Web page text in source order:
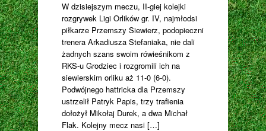
W dzisiejszym meczu, II-giej kolejki
rozgrywek Ligi Orlików gr. IV, najmłodsi
piłkarze Przemszy Siewierz, podopieczni
trenera Arkadiusza Stefaniaka, nie dali
żadnych szans swoim rówieśnikom z
RKS-u Grodziec i rozgromili ich na
siewierskim orliku aż 11-0 (6-0).
Podwójnego hattricka dla Przemszy
ustrzelił Patryk Papis, trzy trafienia
dołożył Mikołaj Durek, a dwa Michał
Flak. Kolejny mecz nasi […]